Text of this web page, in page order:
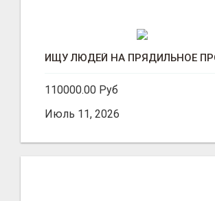
110000.00 Руб
Июль 11, 2026